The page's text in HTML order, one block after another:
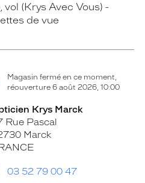
(Krys Avec Vous)
de vue
Magasin fermé en ce moment,
réouverture 6 août 2026, 10:00
Krys Marck
Rue Pascal
Marck
03 52 79 00 47